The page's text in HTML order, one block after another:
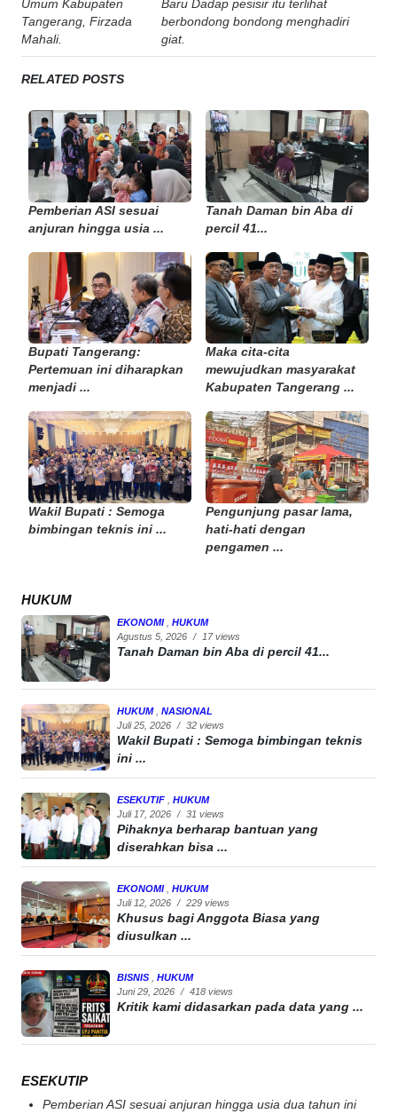
Umum Kabupaten
Tangerang, Firzada
Mahali.
Baru Dadap pesisir itu terlihat
berbondong bondong menghadiri
giat.
RELATED POSTS
Pemberian ASI sesuai
anjuran hingga usia ...
Tanah Daman bin Aba di
percil 41...
Bupati Tangerang:
Pertemuan ini diharapkan
menjadi ...
Maka cita-cita
mewujudkan masyarakat
Kabupaten Tangerang ...
Wakil Bupati : Semoga
bimbingan teknis ini ...
Pengunjung pasar lama,
hati-hati dengan
pengamen ...
HUKUM
EKONOMI
HUKUM
Agustus 5, 2026 / 17 views
Tanah Daman bin Aba di percil 41...
HUKUM
NASIONAL
Juli 25, 2026 / 32 views
Wakil Bupati : Semoga bimbingan teknis
ini ...
ESEKUTIF
HUKUM
Juli 17, 2026 / 31 views
Pihaknya berharap bantuan yang
diserahkan bisa ...
EKONOMI
HUKUM
Juli 12, 2026 / 229 views
Khusus bagi Anggota Biasa yang
diusulkan ...
BISNIS
HUKUM
Juni 29, 2026 / 418 views
Kritik kami didasarkan pada data yang ...
ESEKUTIP
Pemberian ASI sesuai anjuran hingga usia dua tahun ini